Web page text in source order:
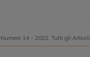
Numero 14 - 2022, Tutti gli Articoli